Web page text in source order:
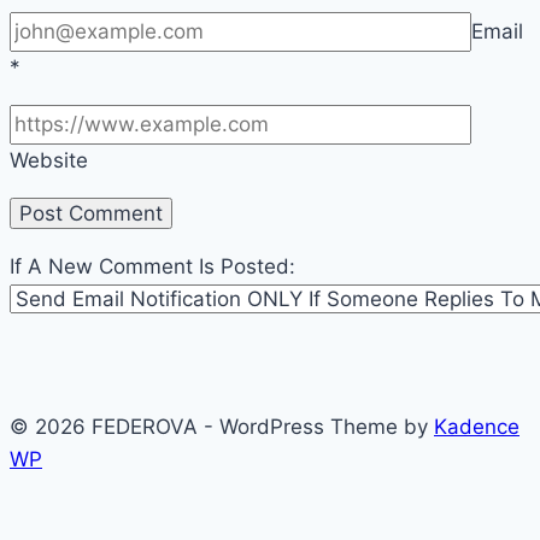
Email
*
Website
If A New Comment Is Posted:
© 2026 FEDEROVA - WordPress Theme by Kadence
WP